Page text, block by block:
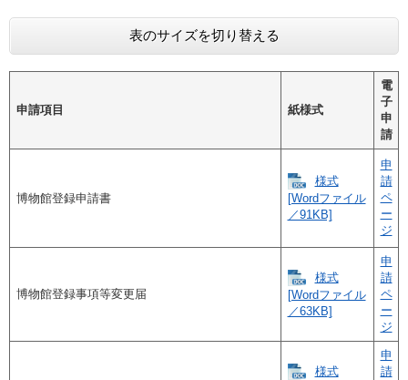
表のサイズを切り替える
申請項目 紙様式
電
子
申
請
博物館登録申請書
様式
[Wordファイル
／91KB]
申
請
ペ
ー
ジ
博物館登録事項等変更届
様式
[Wordファイル
／63KB]
申
請
ペ
ー
ジ
様式
申
請